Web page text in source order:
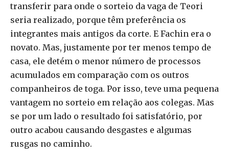
transferir para onde o sorteio da vaga de Teori
seria realizado, porque têm preferência os
integrantes mais antigos da corte. E Fachin era o
novato. Mas, justamente por ter menos tempo de
casa, ele detém o menor número de processos
acumulados em comparação com os outros
companheiros de toga. Por isso, teve uma pequena
vantagem no sorteio em relação aos colegas. Mas
se por um lado o resultado foi satisfatório, por
outro acabou causando desgastes e algumas
rusgas no caminho.